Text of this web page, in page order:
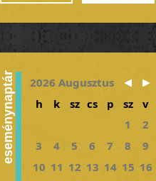
eseménynaptár
2026 Augusztus
h
k sz cs p sz
v
1
2
3
4 5 6 7 8
9
10 11 12 13 14 15 16